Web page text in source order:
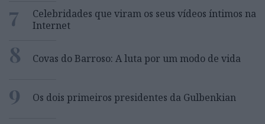
7
Celebridades que viram os seus vídeos íntimos na
Internet
8 Covas do Barroso: A luta por um modo de vida
9 Os dois primeiros presidentes da Gulbenkian